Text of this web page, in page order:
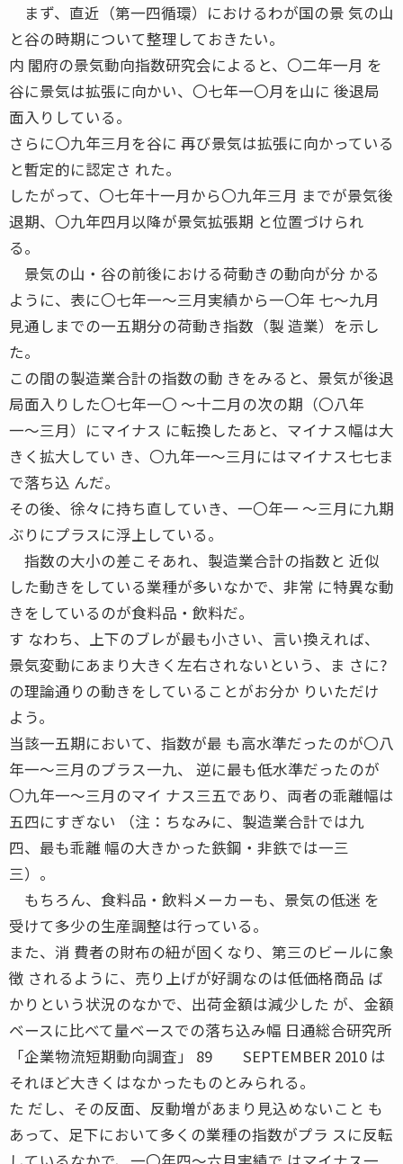
まず、直近（第一四循環）におけるわが国の景 気の山
と谷の時期について整理しておきたい。
内 閣府の景気動向指数研究会によると、〇二年一月 を
谷に景気は拡張に向かい、〇七年一〇月を山に 後退局
面入りしている。
さらに〇九年三月を谷に 再び景気は拡張に向かっている
と暫定的に認定さ れた。
したがって、〇七年十一月から〇九年三月 までが景気後
退期、〇九年四月以降が景気拡張期 と位置づけられ
る。
景気の山・谷の前後における荷動きの動向が分 かる
ように、表に〇七年一〜三月実績から一〇年 七〜九月
見通しまでの一五期分の荷動き指数（製 造業）を示し
た。
この間の製造業合計の指数の動 きをみると、景気が後退
局面入りした〇七年一〇 〜十二月の次の期（〇八年
一〜三月）にマイナス に転換したあと、マイナス幅は大
きく拡大してい き、〇九年一〜三月にはマイナス七七ま
で落ち込 んだ。
その後、徐々に持ち直していき、一〇年一 〜三月に九期
ぶりにプラスに浮上している。
指数の大小の差こそあれ、製造業合計の指数と 近似
した動きをしている業種が多いなかで、非常 に特異な動
きをしているのが食料品・飲料だ。
す なわち、上下のブレが最も小さい、言い換えれば、
景気変動にあまり大きく左右されないという、ま さに?
の理論通りの動きをしていることがお分か りいただけ
よう。
当該一五期において、指数が最 も高水準だったのが〇八
年一〜三月のプラス一九、 逆に最も低水準だったのが
〇九年一〜三月のマイ ナス三五であり、両者の乖離幅は
五四にすぎない （注：ちなみに、製造業合計では九
四、最も乖離 幅の大きかった鉄鋼・非鉄では一三
三）。
もちろん、食料品・飲料メーカーも、景気の低迷 を
受けて多少の生産調整は行っている。
また、消 費者の財布の紐が固くなり、第三のビールに象
徴 されるように、売り上げが好調なのは低価格商品 ば
かりという状況のなかで、出荷金額は減少した が、金額
ベースに比べて量ベースでの落ち込み幅 日通総合研究所
「企業物流短期動向調査」 89 SEPTEMBER 2010 は
それほど大きくはなかったものとみられる。
た だし、その反面、反動増があまり見込めないこと も
あって、足下において多くの業種の指数がプラ スに反転